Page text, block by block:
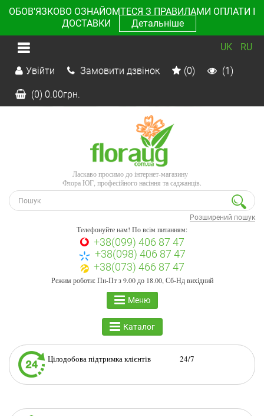
ОБОВ'ЯЗКОВО ОЗНАЙОМТЕСЯ З ПРАВИЛАМИ ОПЛАТИ І
ДОСТАВКИ
Детальніше
UK RU
Увійти Замовити дзвінок (0) (1)
(0) 0.00грн.
Ласкаво просимо до інтернет-магазину
Флора ЮГ, професійного насіння та саджанців.
Розширений пошук
Телефонуйте нам! По всім питанням:
+38(099) 406 87 47
+38(098) 406 87 47
+38(073) 466 87 47
Режим роботи: Пн-Пт з 9.00 до 18.00, Сб-Нд вихідний
Меню
Каталог
Цілодобова підтримка клієнтів 24/7